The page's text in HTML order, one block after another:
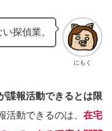
にもく
探偵業。
諜報活動できるとは限
活動できるのは、 在宅